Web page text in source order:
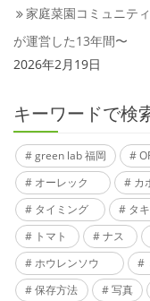
家庭菜園コミュニテ
が運営した13年間〜
2026年2月19日
キーワードで検
green lab 福岡
オーレック
カ
タイミング
タ
トマト
ナス
ホウレンソウ
保存方法
写真